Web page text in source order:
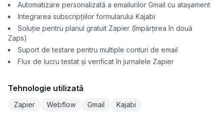
Automatizare personalizată a emailurilor Gmail cu atașament
Integrarea subscripțiilor formularului Kajabi
Soluție pentru planul gratuit Zapier (împărțirea în două
Zaps)
Suport de testare pentru multiple conturi de email
Flux de lucru testat și verificat în jurnalele Zapier
Tehnologie utilizată
Zapier Webflow Gmail Kajabi